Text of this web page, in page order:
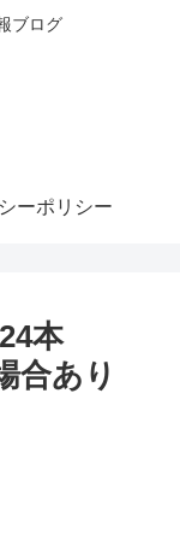
ブログ
ーポリシー
本
合あり